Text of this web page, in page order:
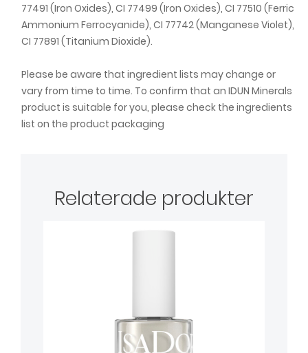
77491 (Iron Oxides), CI 77499 (Iron Oxides), CI 77510 (Ferric
Ammonium Ferrocyanide), CI 77742 (Manganese Violet),
CI 77891 (Titanium Dioxide).
Please be aware that ingredient lists may change or
vary from time to time. To confirm that an IDUN Minerals
product is suitable for you, please check the ingredients
list on the product packaging
Relaterade produkter